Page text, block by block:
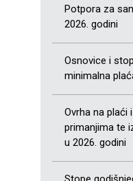
Potpora za
2026. godini
Osnovice i
minimalna
Ovrha na plaći
primanjima te
u 2026. godini